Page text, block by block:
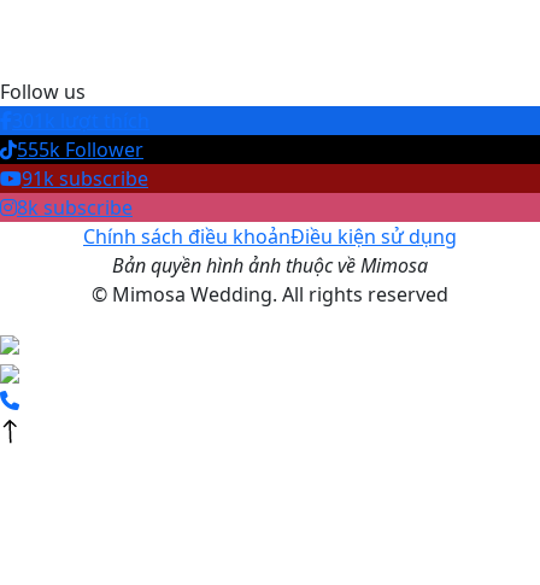
Follow us
555k Follower
91k subscribe
8k subscribe
Chính sách điều khoảnĐiều kiện sử dụng
Bản quyền hình ảnh thuộc về Mimosa
© Mimosa Wedding. All rights reserved